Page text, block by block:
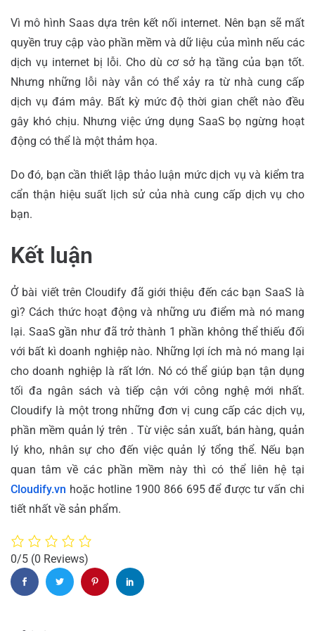
Vì mô hình Saas dựa trên kết nối internet. Nên bạn sẽ mất
quyền truy cập vào phần mềm và dữ liệu của mình nếu các
dịch vụ internet bị lỗi. Cho dù cơ sở hạ tầng của bạn tốt.
Nhưng những lỗi này vẫn có thể xảy ra từ nhà cung cấp
dịch vụ đám mây. Bất kỳ mức độ thời gian chết nào đều
gây khó chịu. Nhưng việc ứng dụng SaaS bọ ngừng hoạt
động có thể là một thảm họa.
Do đó, bạn cần thiết lập thảo luận mức dịch vụ và kiểm tra
cẩn thận hiệu suất lịch sử của nhà cung cấp dịch vụ cho
bạn.
Kết luận
Ở bài viết trên Cloudify đã giới thiệu đến các bạn SaaS là
gì? Cách thức hoạt động và những ưu điểm mà nó mang
lại. SaaS gần như đã trở thành 1 phần không thể thiếu đối
với bất kì doanh nghiệp nào. Những lợi ích mà nó mang lại
cho doanh nghiệp là rất lớn. Nó có thể giúp bạn tận dụng
tối đa ngân sách và tiếp cận với công nghệ mới nhất.
Cloudify là một trong những đơn vị cung cấp các dịch vụ,
phần mềm quản lý trên . Từ việc sản xuất, bán hàng, quản
lý kho, nhân sự cho đến việc quản lý tổng thể. Nếu bạn
quan tâm về các phần mềm này thì có thể liên hệ tại
Cloudify.vn hoặc hotline 1900 866 695 để được tư vấn chi
tiết nhất về sản phẩm.
0/5 (0 Reviews)